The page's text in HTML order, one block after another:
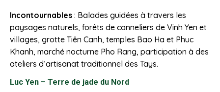
Incontournables : Balades guidées à travers les
paysages naturels, forêts de canneliers de Vinh Yen et
villages, grotte Tiên Canh, temples Bao Ha et Phuc
Khanh, marché nocturne Pho Rang, participation à des
ateliers d’artisanat traditionnel des Tays.
Luc Yen – Terre de jade du Nord